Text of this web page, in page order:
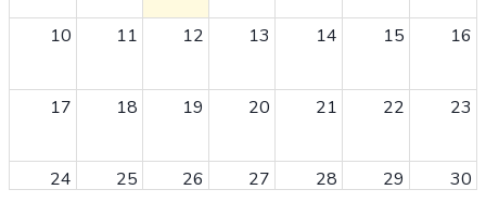
10 11 12 13 14 15 16
17 18 19 20 21 22 23
24 25 26 27 28 29 30